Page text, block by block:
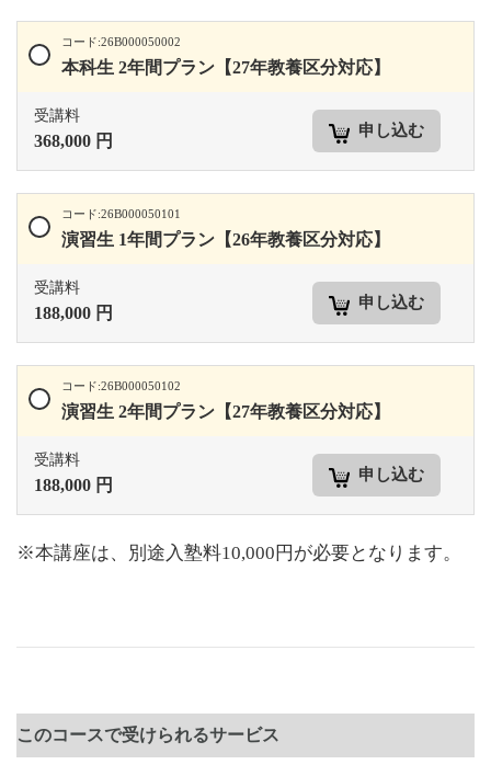
コード:26B000050002
本科生 2年間プラン【27年教養区分対応】
受講料
368,000 円
申し込む
コード:26B000050101
演習生 1年間プラン【26年教養区分対応】
受講料
188,000 円
申し込む
コード:26B000050102
演習生 2年間プラン【27年教養区分対応】
受講料
188,000 円
申し込む
※本講座は、別途入塾料10,000円が必要となります。
このコースで受けられるサービス